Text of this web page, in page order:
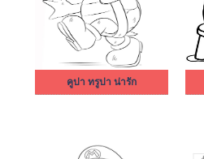
คูปา ทรูปา น่ารัก